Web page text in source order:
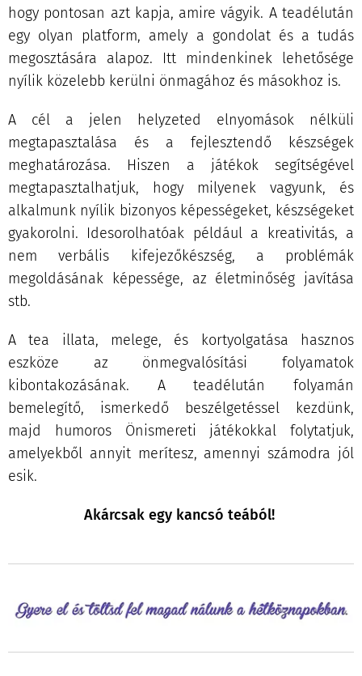
hogy pontosan azt kapja, amire vágyik. A teadélután
egy olyan platform, amely a gondolat és a tudás
megosztására alapoz. Itt mindenkinek lehetősége
nyílik közelebb kerülni önmagához és másokhoz is.
A cél a jelen helyzeted elnyomások nélküli
megtapasztalása és a fejlesztendő készségek
meghatározása. Hiszen a játékok segítségével
megtapasztalhatjuk, hogy milyenek vagyunk, és
alkalmunk nyílik bizonyos képességeket, készségeket
gyakorolni. Idesorolhatóak például a kreativitás, a
nem verbális kifejezőkészség, a problémák
megoldásának képessége, az életminőség javítása
stb.
A tea illata, melege, és kortyolgatása hasznos
eszköze az önmegvalósítási folyamatok
kibontakozásának. A teadélután folyamán
bemelegítő, ismerkedő beszélgetéssel kezdünk,
majd humoros Önismereti játékokkal folytatjuk,
amelyekből annyit merítesz, amennyi számodra jól
esik.
Akárcsak egy kancsó teából!